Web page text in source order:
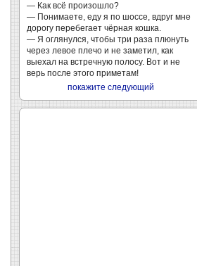
— Как всё произошло?
— Понимаете, еду я по шоссе, вдруг мне
дорогу перебегает чёрная кошка.
— Я оглянулся, чтобы три раза плюнуть
через левое плечо и не заметил, как
выехал на встречную полосу. Вот и не
верь после этого приметам!
покажите следующий